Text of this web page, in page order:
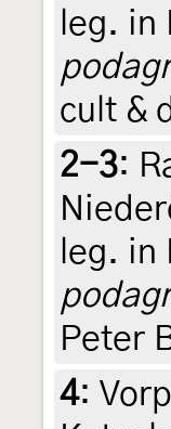
leg.
cult &
2-3:
leg.
Peter
4: